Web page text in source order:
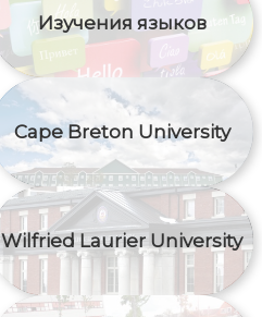
Изучения языков
Cape Breton University
Wilfried Laurier University